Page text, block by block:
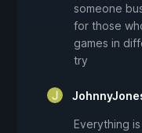
someone
for those
games in
try
Everything